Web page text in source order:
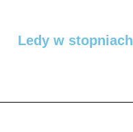
Ledy w stopniach